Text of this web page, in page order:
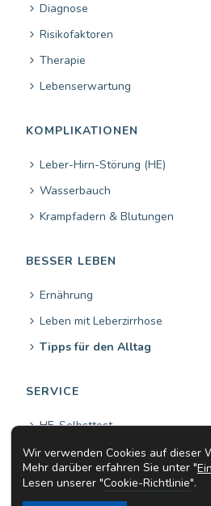
Diagnose
Risikofaktoren
Therapie
Lebenserwartung
KOMPLIKATIONEN
Leber-Hirn-Störung (HE)
Wasserbauch
Krampfadern & Blutungen
BESSER LEBEN
Ernährung
Leben mit Leberzirrhose
Tipps für den Alltag
SERVICE
HE-Selbsttest
Leber-Selbsttest
Arztsuche
Wir verwenden Cookies auf dieser
Mehr darüber erfahren Sie unter "
Lesen unserer "Cookie-Richtlinie".